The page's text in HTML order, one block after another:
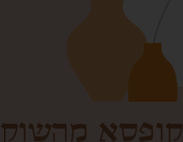
קופסא מהשוק